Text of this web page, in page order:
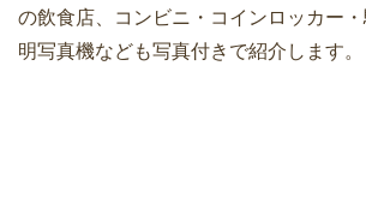
の飲食店、コンビニ・コインロッカー
明写真機なども写真付きで紹介します。